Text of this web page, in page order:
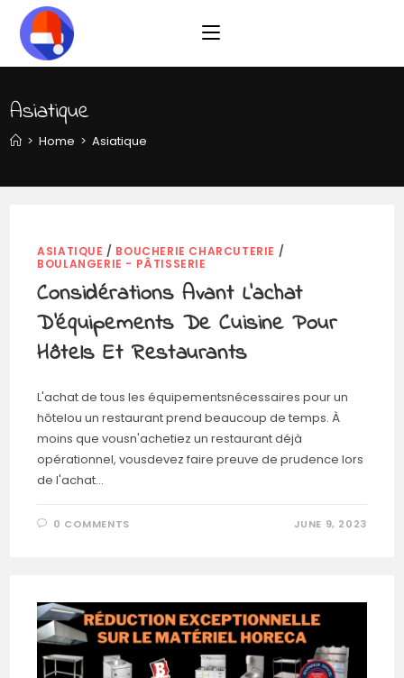
content
Asiatique
> Home > Asiatique
ASIATIQUE / BOUCHERIE CHARCUTERIE /
BOULANGERIE - PÂTISSERIE
Considérations Avant L’achat
D’équipements De Cuisine Pour
Hôtels Et Restaurants
L'achat de tous les équipementsnécessaires pour un
hôtelou un restaurant prend beaucoup de temps. À
moins que vousn'achetiez un restaurant déjà
opérationnel, vousdevez faire preuve de prudence lors
de l'achat…
0 COMMENTS JUNE 9, 2023